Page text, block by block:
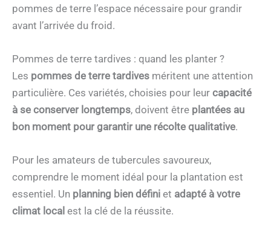
pommes de terre l’espace nécessaire pour grandir
avant l’arrivée du froid.
Pommes de terre tardives : quand les planter ?
Les pommes de terre tardives méritent une attention
particulière. Ces variétés, choisies pour leur capacité
à se conserver longtemps, doivent être plantées au
bon moment pour garantir une récolte qualitative.
Pour les amateurs de tubercules savoureux,
comprendre le moment idéal pour la plantation est
essentiel. Un planning bien défini et adapté à votre
climat local est la clé de la réussite.